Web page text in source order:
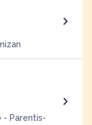
- Parentis-